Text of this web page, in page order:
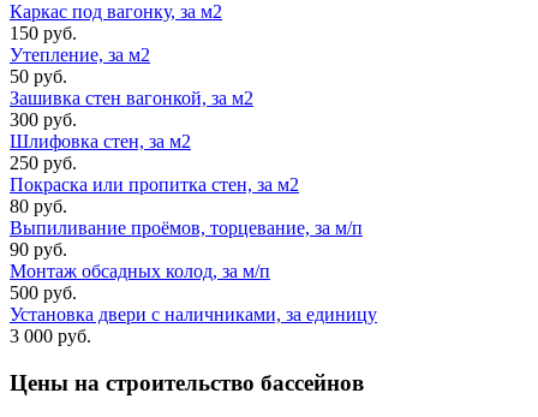
Каркас под вагонку, за м2
150 руб.
Утепление, за м2
50 руб.
Зашивка стен вагонкой, за м2
300 руб.
Шлифовка стен, за м2
250 руб.
Покраска или пропитка стен, за м2
80 руб.
Выпиливание проёмов, торцевание, за м/п
90 руб.
Монтаж обсадных колод, за м/п
500 руб.
Установка двери с наличниками, за единицу
3 000 руб.
Цены на строительство бассейнов